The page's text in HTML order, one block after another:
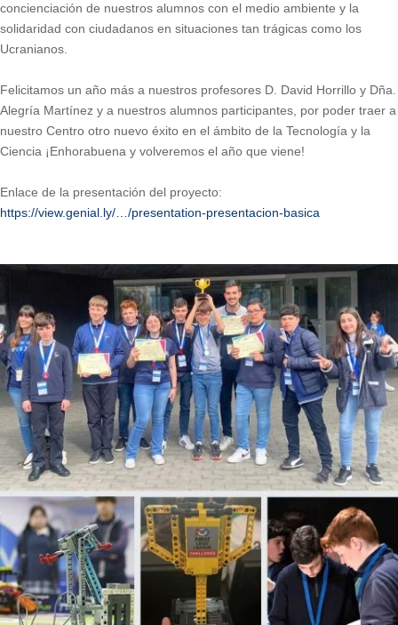
concienciación de nuestros alumnos con el medio ambiente y la
solidaridad con ciudadanos en situaciones tan trágicas como los
Ucranianos.
Felicitamos un año más a nuestros profesores D. David Horrillo y Dña.
Alegría Martínez y a nuestros alumnos participantes, por poder traer a
nuestro Centro otro nuevo éxito en el ámbito de la Tecnología y la
Ciencia ¡Enhorabuena y volveremos el año que viene!
Enlace de la presentación del proyecto:
https://view.genial.ly/…/presentation-presentacion-basica